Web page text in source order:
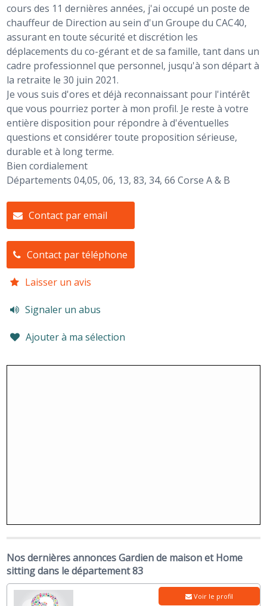
cours des 11 dernières années, j'ai occupé un poste de
chauffeur de Direction au sein d'un Groupe du CAC40,
assurant en toute sécurité et discrétion les
déplacements du co-gérant et de sa famille, tant dans un
cadre professionnel que personnel, jusqu'à son départ à
la retraite le 30 juin 2021.
Je vous suis d'ores et déjà reconnaissant pour l'intérêt
que vous pourriez porter à mon profil. Je reste à votre
entière disposition pour répondre à d'éventuelles
questions et considérer toute proposition sérieuse,
durable et à long terme.
Bien cordialement
Départements 04,05, 06, 13, 83, 34, 66 Corse A & B
Contact par email
Contact par téléphone
Laisser un avis
Signaler un abus
Ajouter à ma sélection
Nos dernières annonces Gardien de maison et Home
sitting dans le département 83
Voir le profil